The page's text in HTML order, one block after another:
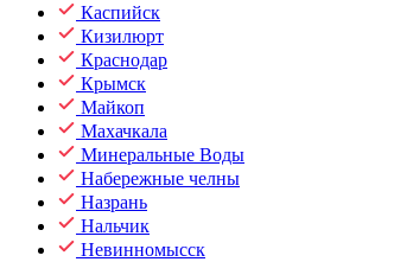
Каспийск
Кизилюрт
Краснодар
Крымск
Майкоп
Махачкала
Минеральные Воды
Набережные челны
Назрань
Нальчик
Невинномысск